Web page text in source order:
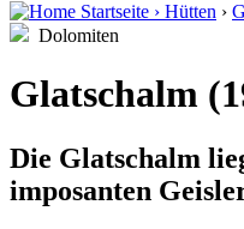
Startseite › Hütten ›
Dolomiten
Glatschalm
Die Glatschalm
imposanten